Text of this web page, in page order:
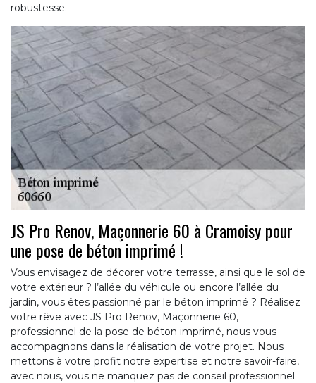
robustesse.
JS Pro Renov, Maçonnerie 60 à Cramoisy pour
une pose de béton imprimé !
Vous envisagez de décorer votre terrasse, ainsi que le sol de
votre extérieur ? l’allée du véhicule ou encore l’allée du
jardin, vous êtes passionné par le béton imprimé ? Réalisez
votre rêve avec JS Pro Renov, Maçonnerie 60,
professionnel de la pose de béton imprimé, nous vous
accompagnons dans la réalisation de votre projet. Nous
mettons à votre profit notre expertise et notre savoir-faire,
avec nous, vous ne manquez pas de conseil professionnel